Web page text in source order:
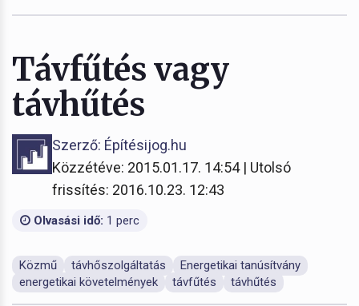
Távfűtés vagy
távhűtés
Szerző: Építésijog.hu
Közzétéve: 2015.01.17. 14:54 | Utolsó
frissítés: 2016.10.23. 12:43
Olvasási idő: 1 perc
Közmű távhőszolgáltatás
Energetikai tanúsítvány
energetikai követelmények
távfűtés távhűtés